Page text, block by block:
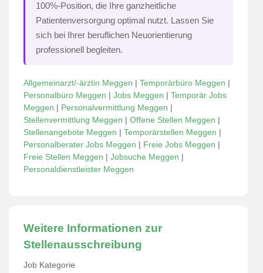
100%-Position, die Ihre ganzheitliche
Patientenversorgung optimal nutzt. Lassen Sie
sich bei Ihrer beruflichen Neuorientierung
professionell begleiten.
Allgemeinarzt/-ärztin Meggen | Temporärbüro Meggen |
Personalbüro Meggen | Jobs Meggen | Temporär Jobs
Meggen | Personalvermittlung Meggen |
Stellenvermittlung Meggen | Offene Stellen Meggen |
Stellenangebote Meggen | Temporärstellen Meggen |
Personalberater Jobs Meggen | Freie Jobs Meggen |
Freie Stellen Meggen | Jobsuche Meggen |
Personaldienstleister Meggen
Weitere Informationen zur
Stellenausschreibung
Job Kategorie